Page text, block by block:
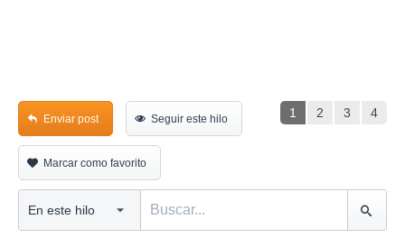
1 2 3 4
Enviar post Seguir este hilo
Marcar como favorito